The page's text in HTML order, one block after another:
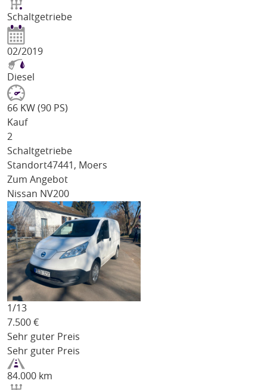
Schaltgetriebe
02/2019
Diesel
66 KW (90 PS)
Kauf
2
Schaltgetriebe
Standort47441, Moers
Zum Angebot
Nissan NV200
1/13
7.500 €
Sehr guter Preis
Sehr guter Preis
84.000 km